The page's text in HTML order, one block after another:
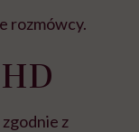
rozmówcy.
z